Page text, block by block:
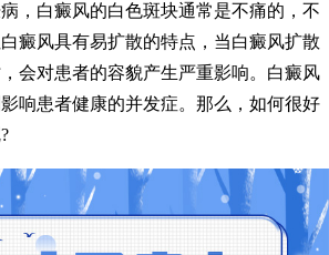
，白癜风的白色斑块通常是不痛的，不
癜风具有易扩散的特点，当白癜风扩散
会对患者的容貌产生严重影响。白癜风
响患者健康的并发症。那么，如何很好